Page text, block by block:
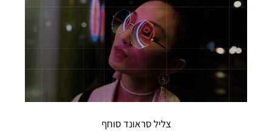
צליל סראונד סוחף